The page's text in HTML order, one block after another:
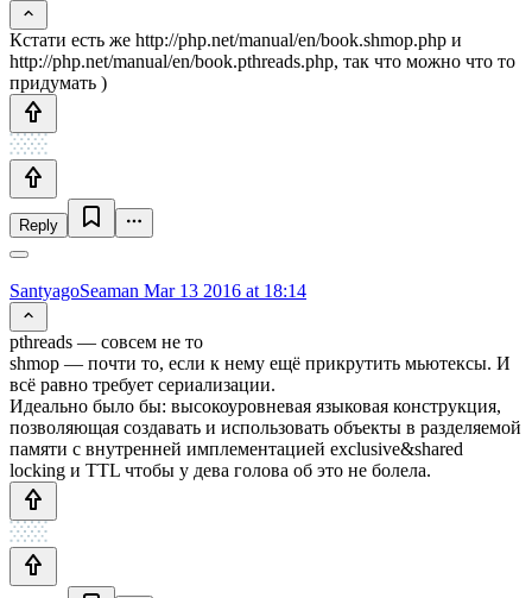
Кстати есть же http://php.net/manual/en/book.shmop.php и
http://php.net/manual/en/book.pthreads.php, так что можно что то
придумать )
Reply
SantyagoSeaman Mar 13 2016 at 18:14
pthreads — совсем не то
shmop — почти то, если к нему ещё прикрутить мьютексы. И
всё равно требует сериализации.
Идеально было бы: высокоуровневая языковая конструкция,
позволяющая создавать и использовать объекты в разделяемой
памяти с внутренней имплементацией exclusive&shared
locking и TTL чтобы у дева голова об это не болела.